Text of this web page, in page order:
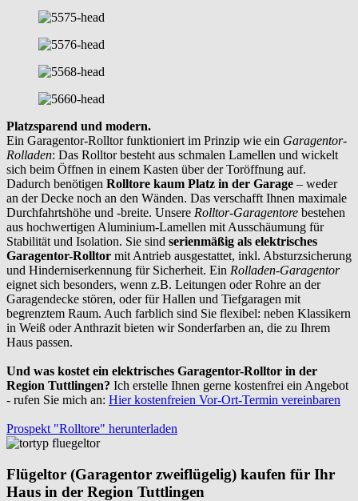
Platzsparend und modern.
Ein Garagentor-Rolltor funktioniert im Prinzip wie ein Garagentor-
Rolladen: Das Rolltor besteht aus schmalen Lamellen und wickelt
sich beim Öffnen in einem Kasten über der Toröffnung auf.
Dadurch benötigen Rolltore kaum Platz in der Garage – weder
an der Decke noch an den Wänden. Das verschafft Ihnen maximale
Durchfahrtshöhe und -breite. Unsere Rolltor-Garagentore bestehen
aus hochwertigen Aluminium-Lamellen mit Ausschäumung für
Stabilität und Isolation. Sie sind serienmäßig als elektrisches
Garagentor-Rolltor mit Antrieb ausgestattet, inkl. Absturzsicherung
und Hinderniserkennung für Sicherheit. Ein Rolladen-Garagentor
eignet sich besonders, wenn z.B. Leitungen oder Rohre an der
Garagendecke stören, oder für Hallen und Tiefgaragen mit
begrenztem Raum. Auch farblich sind Sie flexibel: neben Klassikern
in Weiß oder Anthrazit bieten wir Sonderfarben an, die zu Ihrem
Haus passen.
Und was kostet ein elektrisches Garagentor-Rolltor in der
Region Tuttlingen? Ich erstelle Ihnen gerne kostenfrei ein Angebot
- rufen Sie mich an: Hier kostenfreien Vor-Ort-Termin vereinbaren
Prospekt "Rolltore" herunterladen
Flügeltor (Garagentor zweiflügelig) kaufen für Ihr
Haus in der Region Tuttlingen